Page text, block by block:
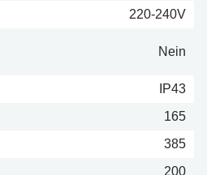
220-240V
Nein
IP43
165
385
200